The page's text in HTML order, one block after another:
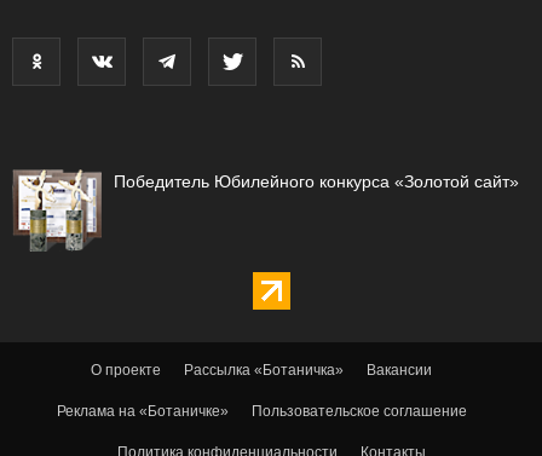
Победитель Юбилейного конкурса «Золотой сайт»
О проекте Рассылка «Ботаничка» Вакансии
Реклама на «Ботаничке» Пользовательское соглашение
Политика конфиденциальности Контакты